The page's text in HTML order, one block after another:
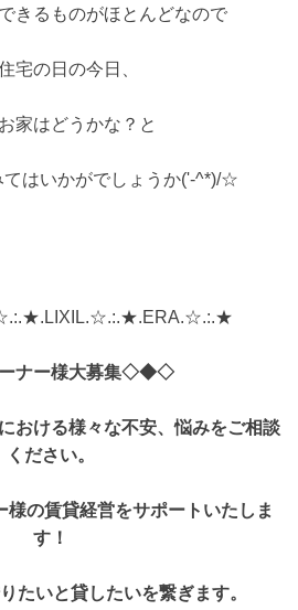
きるものがほとんどなので
宅の日の今日、
家はどうかな？と
てはいかがでしょうか('-^*)/☆
ナー様大募集◇◆◇
おける様々な不安、悩みをご相談
ください。
様の賃貸経営をサポートいたしま
す！
たいと貸したいを繋ぎます。